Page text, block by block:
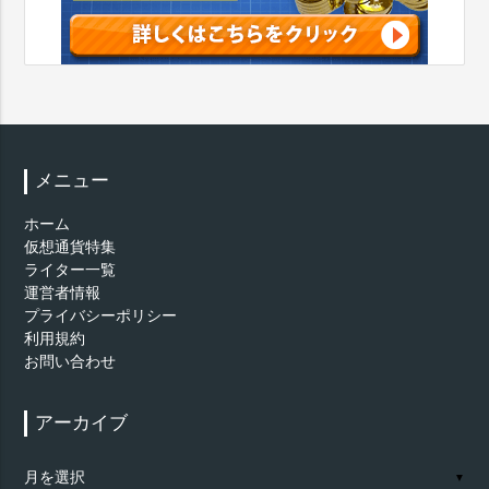
メニュー
ホーム
仮想通貨特集
ライター一覧
運営者情報
プライバシーポリシー
利用規約
お問い合わせ
アーカイブ
ー
▼